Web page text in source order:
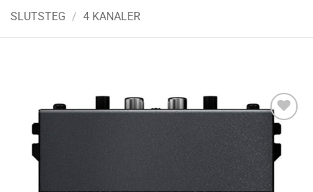
SLUTSTEG / 4 KANALER
Lägg till i
önskelistan